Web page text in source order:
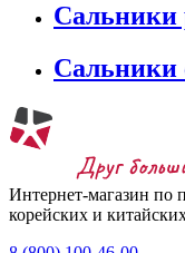
Сальники
Сальники
Интернет-магазин по
корейских и